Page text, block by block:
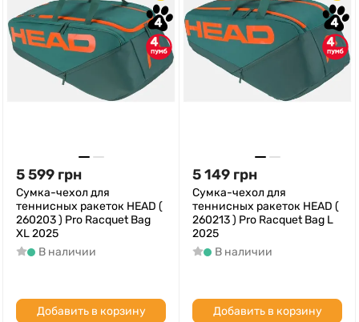
4
4
5 599 грн
Сумка-чехол для
теннисных ракеток HEAD (
260203 ) Pro Racquet Bag
XL 2025
В наличии
Добавить в корзину
4
4
5 149 грн
Сумка-чехол для
теннисных ракеток HEAD (
260213 ) Pro Racquet Bag L
2025
В наличии
Добавить в корзину